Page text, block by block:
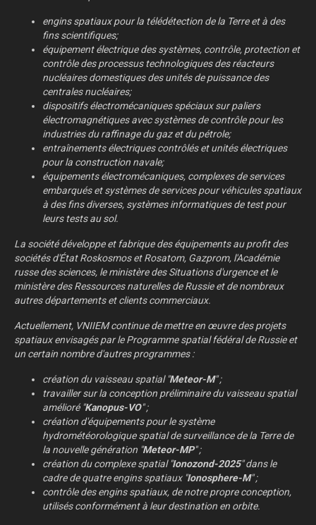
engins spatiaux pour la télédétection de la Terre et à des
fins scientifiques;
équipement électrique des systèmes, contrôle, protection et
contrôle des processus technologiques des réacteurs
nucléaires domestiques des unités de puissance des
centrales nucléaires;
dispositifs électromécaniques spéciaux sur paliers
électromagnétiques avec systèmes de contrôle pour les
industries du raffinage du gaz et du pétrole;
entraînements électriques contrôlés et unités électriques
pour la construction navale;
équipements électromécaniques, complexes de services
embarqués et systèmes de services pour véhicules spatiaux
à des fins diverses, systèmes informatiques de test pour
leurs tests au sol.
La société développe et fabrique des équipements au profit des
sociétés d'État Roskosmos et Rosatom, Gazprom, l'Académie
russe des sciences, le ministère des Situations d'urgence et le
ministère des Ressources naturelles de Russie et de nombreux
autres départements et clients commerciaux.
Actuellement, VNIIEM continue de mettre en œuvre des projets
spatiaux envisagés par le Programme spatial fédéral de Russie et
un certain nombre d'autres programmes :
création du vaisseau spatial "Meteor-M" ;
travailler sur la conception préliminaire du vaisseau spatial
amélioré "Kanopus-VO" ;
création d'équipements pour le système
hydrométéorologique spatial de surveillance de la Terre de
la nouvelle génération "Meteor-MP" ;
création du complexe spatial "Ionozond-2025" dans le
cadre de quatre engins spatiaux "Ionosphere-M" ;
contrôle des engins spatiaux, de notre propre conception,
utilisés conformément à leur destination en orbite.